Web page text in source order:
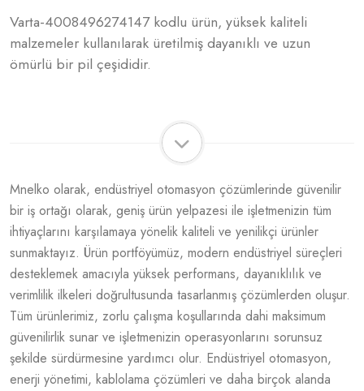
Varta-4008496274147 kodlu ürün, yüksek kaliteli
malzemeler kullanılarak üretilmiş dayanıklı ve uzun
ömürlü bir pil çeşididir.
Mnelko olarak, endüstriyel otomasyon çözümlerinde güvenilir
bir iş ortağı olarak, geniş ürün yelpazesi ile işletmenizin tüm
ihtiyaçlarını karşılamaya yönelik kaliteli ve yenilikçi ürünler
sunmaktayız. Ürün portföyümüz, modern endüstriyel süreçleri
desteklemek amacıyla yüksek performans, dayanıklılık ve
verimlilik ilkeleri doğrultusunda tasarlanmış çözümlerden oluşur.
Tüm ürünlerimiz, zorlu çalışma koşullarında dahi maksimum
güvenilirlik sunar ve işletmenizin operasyonlarını sorunsuz
şekilde sürdürmesine yardımcı olur. Endüstriyel otomasyon,
enerji yönetimi, kablolama çözümleri ve daha birçok alanda